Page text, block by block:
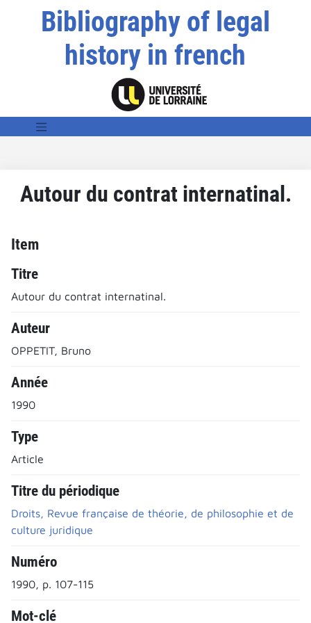
Bibliography of legal
history in french
Autour du contrat internatinal.
Item
Titre
Autour du contrat internatinal.
Auteur
OPPETIT, Bruno
Année
1990
Type
Article
Titre du périodique
Droits, Revue française de théorie, de philosophie et de
culture juridique
Numéro
1990, p. 107-115
Mot-clé